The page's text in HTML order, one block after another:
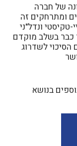
של חברה
ומתרחקים זה
טקיסטי ונדל"ני
כבר בשלב מוקדם
לשדרוג
בנושא